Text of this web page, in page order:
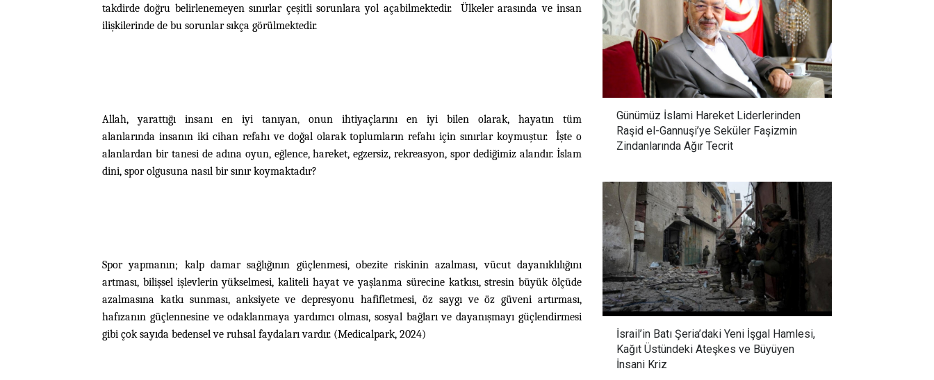
takdirde doğru belirlenemeyen sınırlar çeşitli sorunlara yol açabilmektedir. Ülkeler arasında ve insan
ilişkilerinde de bu sorunlar sıkça görülmektedir.
Allah, yarattığı insanı en iyi tanıyan, onun ihtiyaçlarını en iyi bilen olarak, hayatın tüm
alanlarında insanın iki cihan refahı ve doğal olarak toplumların refahı için sınırlar koymuştur. İşte o
alanlardan bir tanesi de adına oyun, eğlence, hareket, egzersiz, rekreasyon, spor dediğimiz alandır. İslam
dini, spor olgusuna nasıl bir sınır koymaktadır?
Spor yapmanın; kalp damar sağlığının güçlenmesi, obezite riskinin azalması, vücut dayanıklılığını
artması, bilişsel işlevlerin yükselmesi, kaliteli hayat ve yaşlanma sürecine katkısı, stresin büyük ölçüde
azalmasına katkı sunması, anksiyete ve depresyonu hafifletmesi, öz saygı ve öz güveni artırması,
hafızanın güçlennesine ve odaklanmaya yardımcı olması, sosyal bağları ve dayanışmayı güçlendirmesi
gibi çok sayıda bedensel ve ruhsal faydaları vardır. (Medicalpark, 2024)
Günümüz İslami Hareket Liderlerinden
Raşid el-Gannuşi’ye Seküler Faşizmin
Zindanlarında Ağır Tecrit
İsrail’in Batı Şeria’daki Yeni İşgal Hamlesi,
Kağıt Üstündeki Ateşkes ve Büyüyen
İnsani Kriz